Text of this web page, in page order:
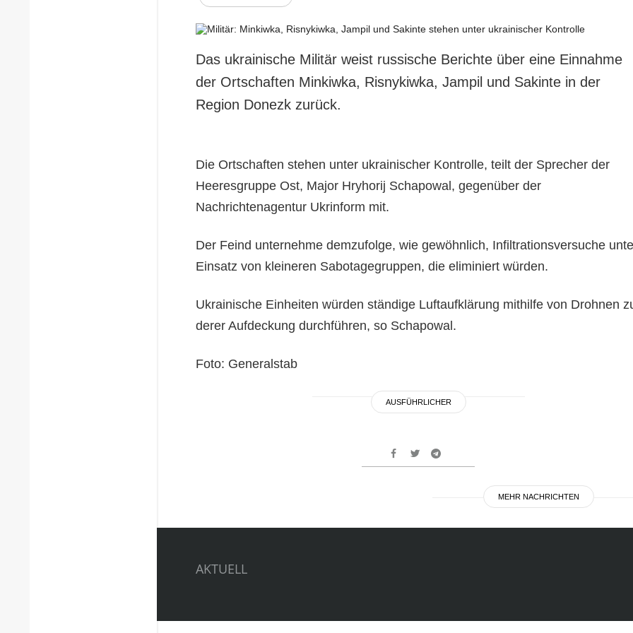
Das ukrainische Militär weist russische Berichte über eine Einnahme
der Ortschaften Minkiwka, Risnykiwka, Jampil und Sakinte in der
Region Donezk zurück.
Die Ortschaften stehen unter ukrainischer Kontrolle, teilt der Sprecher der
Heeresgruppe Ost, Major Hryhorij Schapowal, gegenüber der
Nachrichtenagentur Ukrinform mit.
Der Feind unternehme demzufolge, wie gewöhnlich, Infiltrationsversuche
Einsatz von kleineren Sabotagegruppen, die eliminiert würden.
Ukrainische Einheiten würden ständige Luftaufklärung mithilfe von Drohnen
derer Aufdeckung durchführen, so Schapowal.
Foto: Generalstab
AUSFÜHRLICHER
MEHR NACHRICHTEN
AKTUELL